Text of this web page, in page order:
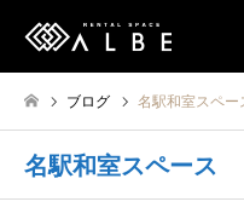
ブログ 名駅和室スペー
名駅和室スペース